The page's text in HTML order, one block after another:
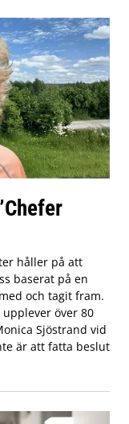
håller på att
baserat på en
och tagit fram.
över 80
Sjöstrand vid
är att fatta beslut